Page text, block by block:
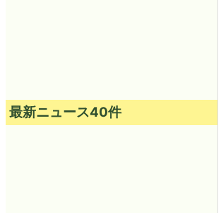
最新ニュース40件